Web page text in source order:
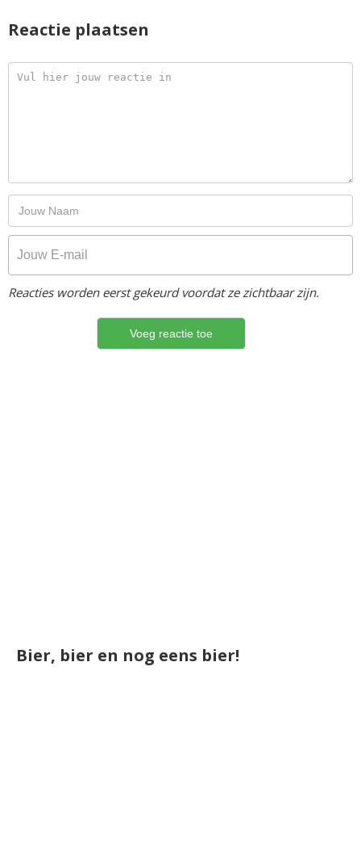
Reactie plaatsen
Reacties worden eerst gekeurd voordat ze zichtbaar zijn.
Bier, bier en nog eens bier!